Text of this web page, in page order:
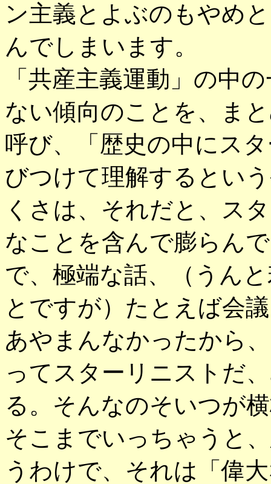
ン主義とよぶのもやめ
んでしまいます。
「共産主義運動」の中
ない傾向のことを、ま
呼び、「歴史の中にス
びつけて理解するとい
くさは、それだと、ス
なことを含んで膨らん
で、極端な話、（うん
とですが）たとえば会
あやまんなかったから
ってスターリニストだ
る。そんなのそいつが
そこまでいっちゃうと
うわけで、それは「偉